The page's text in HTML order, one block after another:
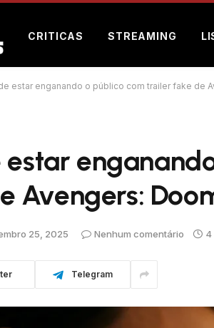
CRITICAS STREAMING
estar enganando o público com trailer fake de
Avengers:
25, 2025 Nenhum comentário 4
Telegram